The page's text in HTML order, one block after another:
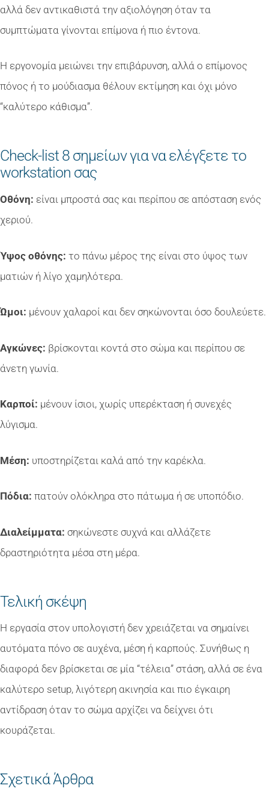
αλλά δεν αντικαθιστά την αξιολόγηση όταν τα
συμπτώματα γίνονται επίμονα ή πιο έντονα.
Η εργονομία μειώνει την επιβάρυνση, αλλά ο επίμονος
πόνος ή το μούδιασμα θέλουν εκτίμηση και όχι μόνο
“καλύτερο κάθισμα”.
Check-list 8 σημείων για να ελέγξετε το
workstation σας
Οθόνη: είναι μπροστά σας και περίπου σε απόσταση ενός
χεριού.
Ύψος οθόνης: το πάνω μέρος της είναι στο ύψος των
ματιών ή λίγο χαμηλότερα.
Ώμοι: μένουν χαλαροί και δεν σηκώνονται όσο δουλεύετε.
Αγκώνες: βρίσκονται κοντά στο σώμα και περίπου σε
άνετη γωνία.
Καρποί: μένουν ίσιοι, χωρίς υπερέκταση ή συνεχές
λύγισμα.
Μέση: υποστηρίζεται καλά από την καρέκλα.
Πόδια: πατούν ολόκληρα στο πάτωμα ή σε υποπόδιο.
Διαλείμματα: σηκώνεστε συχνά και αλλάζετε
δραστηριότητα μέσα στη μέρα.
Τελική σκέψη
Η εργασία στον υπολογιστή δεν χρειάζεται να σημαίνει
αυτόματα πόνο σε αυχένα, μέση ή καρπούς. Συνήθως η
διαφορά δεν βρίσκεται σε μία “τέλεια” στάση, αλλά σε ένα
καλύτερο setup, λιγότερη ακινησία και πιο έγκαιρη
αντίδραση όταν το σώμα αρχίζει να δείχνει ότι
κουράζεται.
Σχετικά Άρθρα